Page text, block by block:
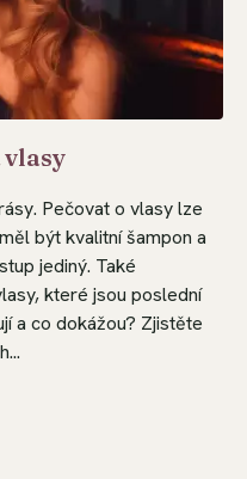
vlasy
Pečovat o vlasy lze
být kvalitní šampon a
jediný. Také
které jsou poslední
a co dokážou? Zjistěte